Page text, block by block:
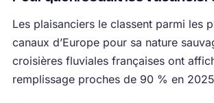
Les plaisanciers le classent parmi les
canaux d’Europe pour sa nature
croisières fluviales françaises ont
remplissage proches de 90 % en